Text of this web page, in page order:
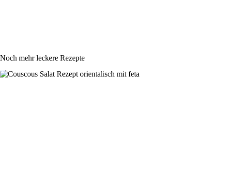
Noch mehr leckere Rezepte